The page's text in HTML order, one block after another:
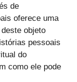
de
oferece uma
objeto
pessoais
do
como ele pode